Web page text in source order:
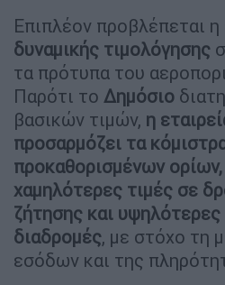
Επιπλέον προβλέπεται η
δυναμικής τιμολόγησης
τα πρότυπα του
Παρότι το Δημόσιο
βασικών τιμών, η
προσαρμόζει τα
προκαθορισμένων
χαμηλότερες τιμές σε
ζήτησης και
διαδρομές, με στόχο τη
εσόδων και της